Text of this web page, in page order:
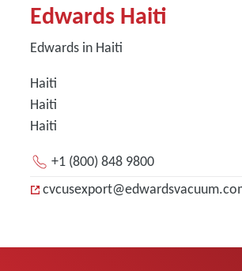
Edwards Haiti
Edwards in Haiti
Haiti
Haiti
Haiti
+1 (800) 848 9800